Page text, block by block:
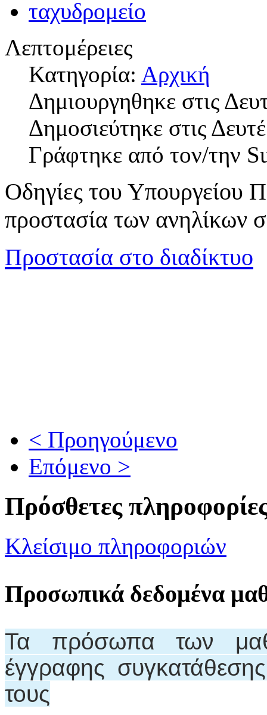
Λεπτομέρειες
Κατηγορία: Αρχική
Δημιουργηθηκε στις
Δημοσιεύτηκε στις
Γράφτηκε από τον/την
Οδηγίες του Υπουργείου
προστασία των ανηλίκων
Προστασία στο διαδίκτυο
< Προηγούμενο
Επόμενο >
Πρόσθετες
Κλείσιμο πληροφοριών
Προσωπικά δεδομένα
Τα πρόσωπα των
έγγραφης
τους